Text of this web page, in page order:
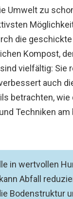
Umwelt zu
die
Kompost,
vielfältig: Sie
auch
betrachten, wie
Techniken
in wertvollen
Abfall
Bodenstruktur